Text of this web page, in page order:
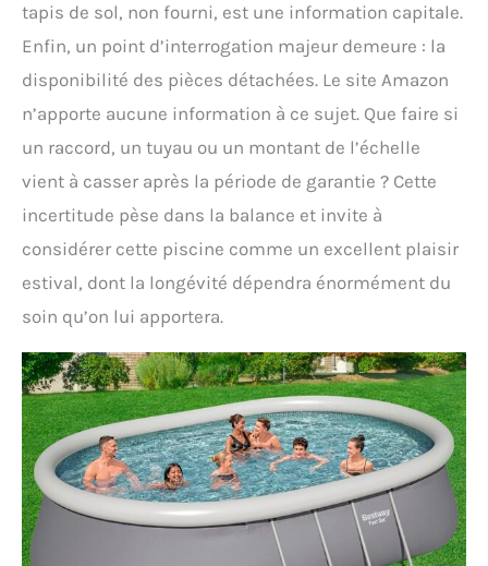
tapis de sol, non fourni, est une information capitale.
Enfin, un point d’interrogation majeur demeure : la
disponibilité des pièces détachées. Le site Amazon
n’apporte aucune information à ce sujet. Que faire si
un raccord, un tuyau ou un montant de l’échelle
vient à casser après la période de garantie ? Cette
incertitude pèse dans la balance et invite à
considérer cette piscine comme un excellent plaisir
estival, dont la longévité dépendra énormément du
soin qu’on lui apportera.